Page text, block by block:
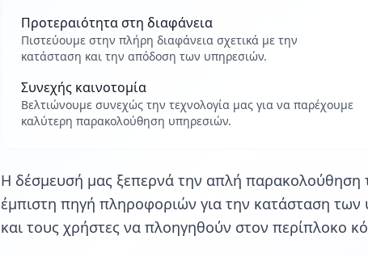
Προτεραιότητα στη διαφάνεια
Πιστεύουμε στην πλήρη διαφάνεια σχετικά με την
κατάσταση και την απόδοση των υπηρεσιών.
Συνεχής καινοτομία
Βελτιώνουμε συνεχώς την τεχνολογία μας για να παρέχουμε
καλύτερη παρακολούθηση υπηρεσιών.
Η δέσμευσή μας ξεπερνά την απλή
έμπιστη πηγή πληροφοριών για την κατάσταση
και τους χρήστες να πλοηγηθούν στον περίπλοκο